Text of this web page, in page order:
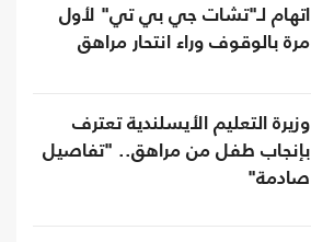
اتهام لـ"تشات جي بي تي" لأول
مرة بالوقوف وراء انتحار مراهق
وزيرة التعليم الأيسلندية تعترف
بإنجاب طفل من مراهق.. "تفاصيل
صادمة"